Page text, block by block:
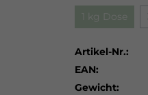
1 kg Dose
Artikel-Nr.:
EAN:
Gewicht: